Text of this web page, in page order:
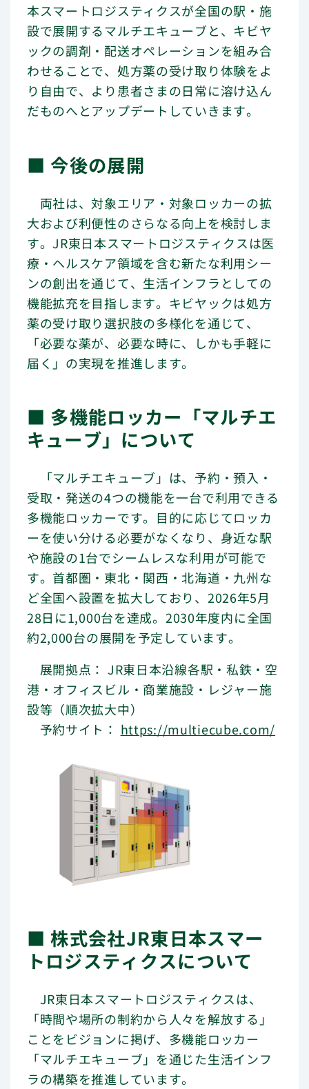
本スマートロジスティクスが全国の駅・施
設で展開するマルチエキューブと、キビヤ
ックの調剤・配送オペレーションを組み合
わせることで、処方薬の受け取り体験をよ
り自由で、より患者さまの日常に溶け込ん
だものへとアップデートしていきます。
■ 今後の展開
両社は、対象エリア・対象ロッカーの拡
大および利便性のさらなる向上を検討しま
す。JR東日本スマートロジスティクスは医
療・ヘルスケア領域を含む新たな利用シー
ンの創出を通じて、生活インフラとしての
機能拡充を目指します。キビヤックは処方
薬の受け取り選択肢の多様化を通じて、
「必要な薬が、必要な時に、しかも手軽に
届く」の実現を推進します。
■ 多機能ロッカー「マルチエ
キューブ」について
「マルチエキューブ」は、予約・預入・
受取・発送の4つの機能を一台で利用できる
多機能ロッカーです。目的に応じてロッカ
ーを使い分ける必要がなくなり、身近な駅
や施設の1台でシームレスな利用が可能で
す。首都圏・東北・関西・北海道・九州な
ど全国へ設置を拡大しており、2026年5月
28日に1,000台を達成。2030年度内に全国
約2,000台の展開を予定しています。
展開拠点： JR東日本沿線各駅・私鉄・空
港・オフィスビル・商業施設・レジャー施
設等（順次拡大中）
予約サイト： https://multiecube.com/
■ 株式会社JR東日本スマー
トロジスティクスについて
JR東日本スマートロジスティクスは、
「時間や場所の制約から人々を解放する」
ことをビジョンに掲げ、多機能ロッカー
「マルチエキューブ」を通じた生活インフ
ラの構築を推進しています。